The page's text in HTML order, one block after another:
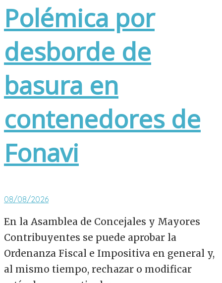
Polémica por
desborde de
basura en
contenedores de
Fonavi
08/08/2026
En la Asamblea de Concejales y Mayores
Contribuyentes se puede aprobar la
Ordenanza Fiscal e Impositiva en general y,
al mismo tiempo, rechazar o modificar